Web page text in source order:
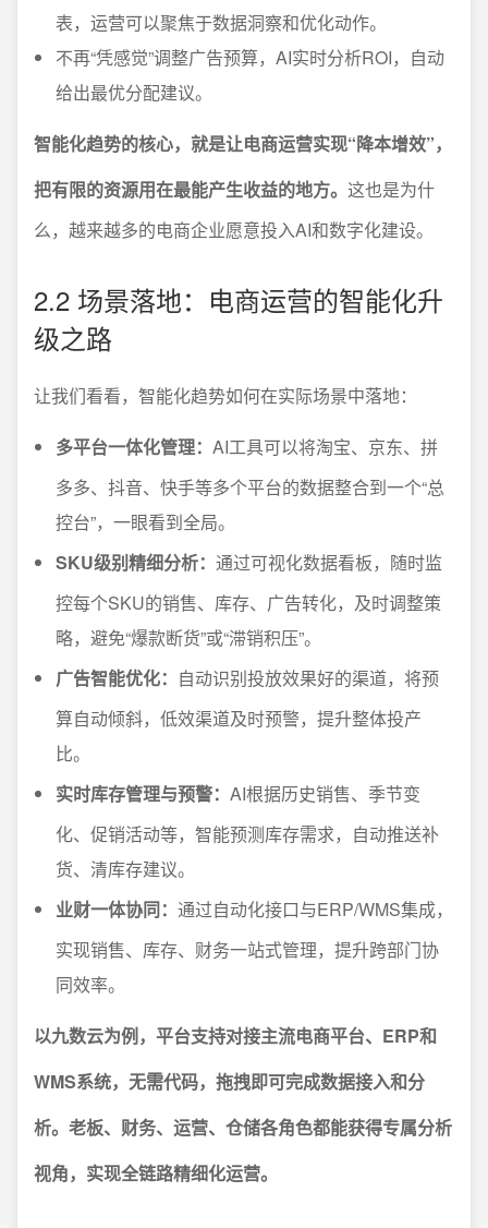
表，运营可以聚焦于数据洞察和优化动作。
不再“凭感觉”调整广告预算，AI实时分析ROI，自动
给出最优分配建议。
智能化趋势的核心，就是让电商运营实现“降本增效”，
把有限的资源用在最能产生收益的地方。 这也是为什
么，越来越多的电商企业愿意投入AI和数字化建设。
2.2 场景落地：电商运营的智能化升
级之路
让我们看看，智能化趋势如何在实际场景中落地：
多平台一体化管理： AI工具可以将淘宝、京东、拼
多多、抖音、快手等多个平台的数据整合到一个“总
控台”，一眼看到全局。
SKU级别精细分析： 通过可视化数据看板，随时监
控每个SKU的销售、库存、广告转化，及时调整策
略，避免“爆款断货”或“滞销积压”。
广告智能优化： 自动识别投放效果好的渠道，将预
算自动倾斜，低效渠道及时预警，提升整体投产
比。
实时库存管理与预警： AI根据历史销售、季节变
化、促销活动等，智能预测库存需求，自动推送补
货、清库存建议。
业财一体协同： 通过自动化接口与ERP/WMS集成，
实现销售、库存、财务一站式管理，提升跨部门协
同效率。
以九数云为例，平台支持对接主流电商平台、ERP和
WMS系统，无需代码，拖拽即可完成数据接入和分
析。老板、财务、运营、仓储各角色都能获得专属分析
视角，实现全链路精细化运营。